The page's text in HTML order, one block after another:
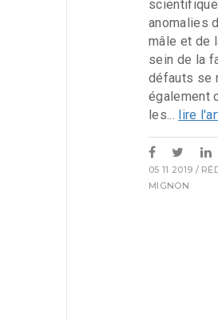
anomalies
mâle et de
sein de la
défauts se
également
les... lire
05 11 2019 /
MIGNON